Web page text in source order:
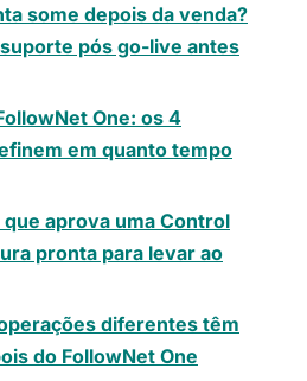
some depois da venda?
pós go-live antes
One: os 4
em quanto tempo
aprova uma Control
pronta para levar ao
diferentes têm
do FollowNet One